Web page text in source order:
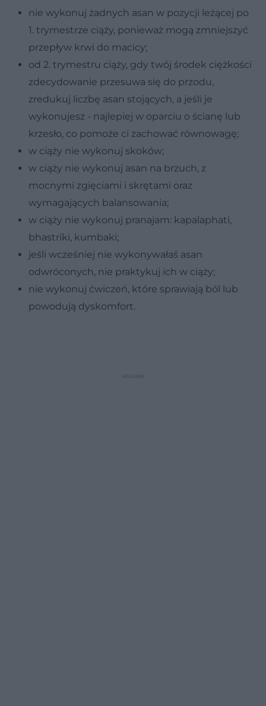
nie wykonuj żadnych asan w pozycji leżącej po
1. trymestrze ciąży, ponieważ mogą zmniejszyć
przepływ krwi do macicy;
od 2. trymestru ciąży, gdy twój środek ciężkości
zdecydowanie przesuwa się do przodu,
zredukuj liczbę asan stojących, a jeśli je
wykonujesz - najlepiej w oparciu o ścianę lub
krzesło, co pomoże ci zachować równowagę;
w ciąży nie wykonuj skoków;
w ciąży nie wykonuj asan na brzuch, z
mocnymi zgięciami i skrętami oraz
wymagających balansowania;
w ciąży nie wykonuj pranajam: kapalaphati,
bhastriki, kumbaki;
jeśli wcześniej nie wykonywałaś asan
odwróconych, nie praktykuj ich w ciąży;
nie wykonuj ćwiczeń, które sprawiają ból lub
powodują dyskomfort.